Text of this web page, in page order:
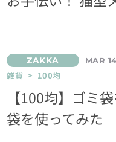
MAR
雑貨 > 100均
【100均】ゴミ
袋を使ってみた